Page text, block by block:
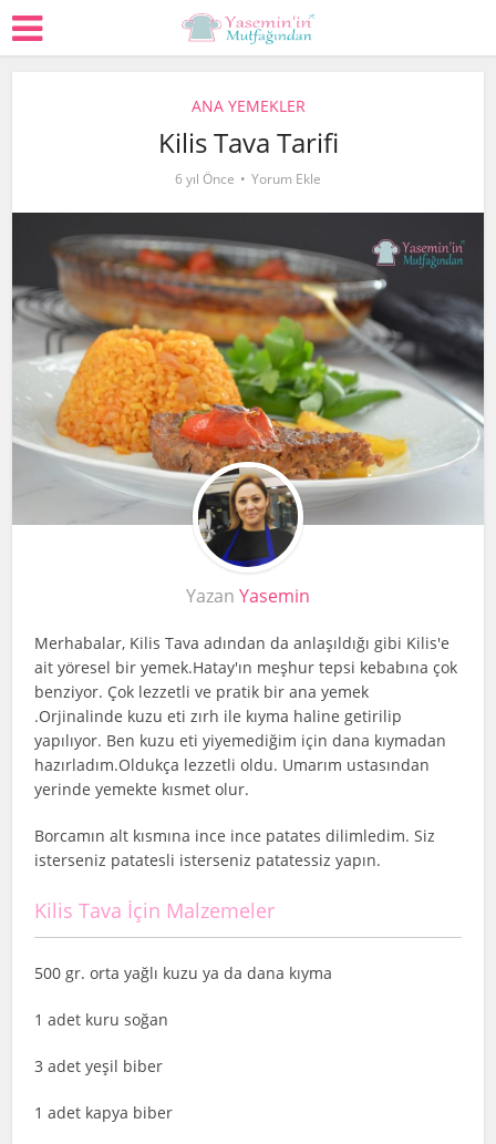
ANA YEMEKLER
Kilis Tava Tarifi
6 yıl Önce Yorum Ekle
Yazan Yasemin
Merhabalar, Kilis Tava adından da anlaşıldığı gibi Kilis'e
ait yöresel bir yemek.Hatay'ın meşhur tepsi kebabına çok
benziyor. Çok lezzetli ve pratik bir ana yemek
.Orjinalinde kuzu eti zırh ile kıyma haline getirilip
yapılıyor. Ben kuzu eti yiyemediğim için dana kıymadan
hazırladım.Oldukça lezzetli oldu. Umarım ustasından
yerinde yemekte kısmet olur.
Borcamın alt kısmına ince ince patates dilimledim. Siz
isterseniz patatesli isterseniz patatessiz yapın.
Kilis Tava İçin Malzemeler
500 gr. orta yağlı kuzu ya da dana kıyma
1 adet kuru soğan
3 adet yeşil biber
1 adet kapya biber